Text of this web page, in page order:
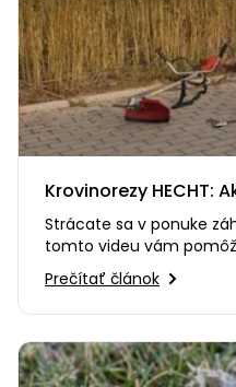
Krovinorezy HECHT:
Strácate sa v ponuke
tomto videu vám
krovinorez alebo vyžínač
Prečítať článok